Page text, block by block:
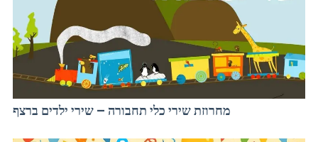
מחרוזת שירי כלי תחבורה – שירי ילדים ברצף